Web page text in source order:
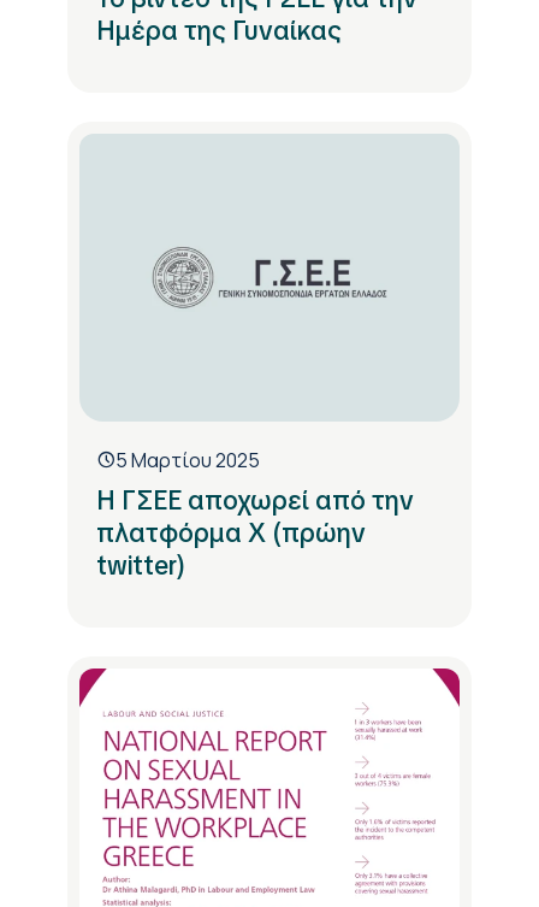
Ημέρα της Γυναίκας
5 Μαρτίου 2025
Η ΓΣΕΕ αποχωρεί από την
πλατφόρμα X (πρώην
twitter)